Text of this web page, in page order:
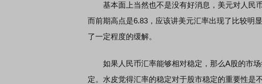
基本面上当然也不是没有好消息，美元对人民币
而前期高点是6.83，应该讲美元汇率出现了比较明
了一定程度的缓解。
如果人民币汇率能够相对稳定，那么A股的市场
定。水皮觉得汇率的稳定对于股市稳定的重要性是